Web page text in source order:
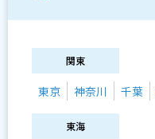
関東
東京 神奈川 千葉
東海